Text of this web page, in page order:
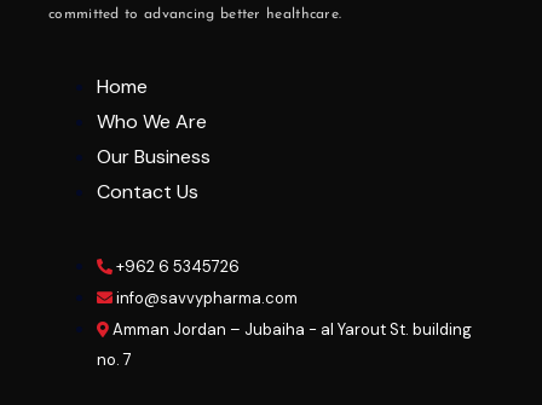
committed to advancing better healthcare.
Home
Who We Are
Our Business
Contact Us
+962 6 5345726
info@savvypharma.com
Amman Jordan – Jubaiha - al Yarout St. building
no. 7